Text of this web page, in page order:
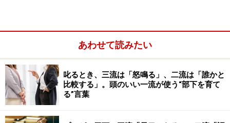
あわせて読みたい
叱るとき、三流は「怒鳴る」、二流は「誰かと
比較する」。頭のいい一流が使う“部下を育て
る”言葉